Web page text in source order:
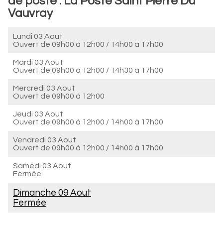
Vauvray
Lundi 03 Aout
Ouvert de 09h00 à 12h00 / 14h00 à 17h00
Mardi 03 Aout
Ouvert de 09h00 à 12h00 / 14h30 à 17h00
Mercredi 03 Aout
Ouvert de 09h00 à 12h00
Jeudi 03 Aout
Ouvert de 09h00 à 12h00 / 14h00 à 17h00
Vendredi 03 Aout
Ouvert de 09h00 à 12h00 / 14h00 à 17h00
Samedi 03 Aout
Fermée
Dimanche 09 Aout
Fermée